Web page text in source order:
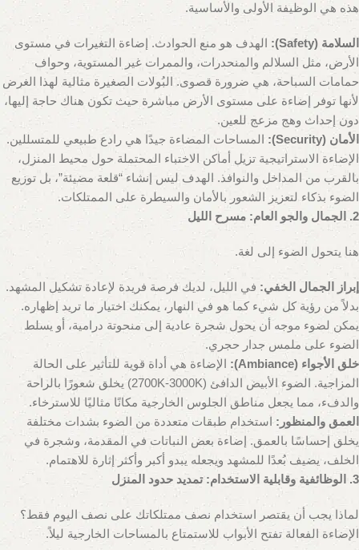
هذه هي الوظيفة الأولى والأساسية.
السلامة (Safety):
الهدف هو منع الحوادث. إضاءة التغيرات في مستوى
الأرض، مثل السلالم والمنحدرات، والممرات غير المستوية، وحواف
حمامات السباحة، هي ضرورة قصوى. البُولات الصغيرة مثالية لهذا الغرض
لأنها توفر إضاءة على مستوى الأرض مباشرة حيث تكون هناك حاجة إليها،
دون إحداث وهج مزعج للعين.
الأمان (Security):
المساحات المضاءة جيدًا هي رادع طبيعي للمتسللين.
الإضاءة الاستراتيجية تزيل أماكن الاختباء المحتملة حول محيط المنزل،
بالقرب من المداخل والنوافذ. الهدف ليس إنشاء “قلعة مضيئة”، بل توزيع
الضوء بذكاء لتعزيز الشعور بالأمان والسيطرة على الممتلكات.
2. الجمال والجو العام: مسرح الليل
هنا يتحول الضوء إلى لغة.
إبراز الجمال الخفي: في الليل، لديك فرصة فريدة لإعادة تشكيل المشهد.
بدلاً من رؤية كل شيء كما هو في النهار، يمكنك اختيار ما تريد إظهاره.
يمكن لضوء موجه أن يحول شجرة عادية إلى منحوتة درامية، أو يسلط
الضوء على ملمس جدار حجري.
خلق الأجواء (Ambiance):
الإضاءة هي أداة قوية للتأثير على الحالة
المزاجية. الضوء الأبيض الدافئ (2700K-3000K) يخلق شعورًا بالراحة
والدفء، مما يجعل مناطق الجلوس الخارجية مكانًا مثاليًا للاسترخاء.
العمق والمنظور: استخدام طبقات متعددة من الضوء بشدات مختلفة
يخلق إحساسًا بالعمق. إضاءة بعض النباتات في المقدمة، وشجرة في
الخلف، يضيف بُعدًا للمشهد ويجعله يبدو أكبر وأكثر إثارة للاهتمام.
3. الوظائفية وقابلية الاستخدام: تمديد حدود المنزل
لماذا يجب أن يقتصر استخدام نصف ممتلكاتك على نصف اليوم فقط؟
الإضاءة الفعالة تفتح الأبواب للاستمتاع بالمساحات الخارجية ليلاً.